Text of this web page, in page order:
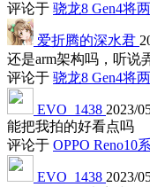
评论于 骁龙8 Gen4将
爱折腾的深水君
还是arm架构吗，听说
评论于 骁龙8 Gen4将
EVO_1438 2023/
能把我拍的好看点吗
评论于 OPPO Reno10
EVO_1438 2023/